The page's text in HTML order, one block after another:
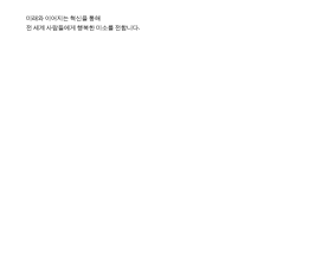
미래와 이어지는 혁신을 통해
전 세계 사람들에게 행복한 미소를 전합니다.